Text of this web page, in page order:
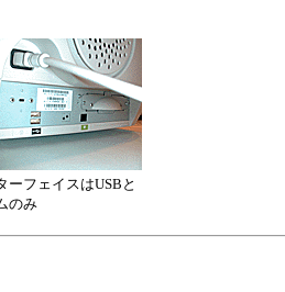
ーフェイスはUSBと
のみ